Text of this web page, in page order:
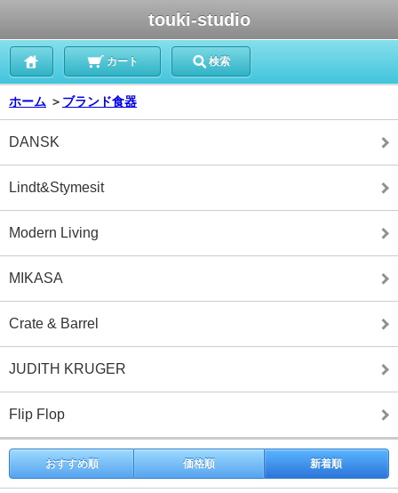
touki-studio
カート 検索
ホーム ＞ ブランド食器
DANSK
Lindt&Stymesit
Modern Living
MIKASA
Crate & Barrel
JUDITH KRUGER
Flip Flop
おすすめ順 価格順 新着順